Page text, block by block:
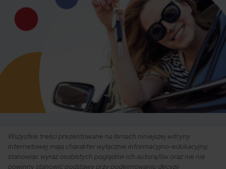
Wszystkie treści prezentowane na łamach niniejszej witryny
internetowej mają charakter wyłącznie informacyjno-edukacyjny,
stanowiąc wyraz osobistych poglądów ich autora/ów oraz nie nie
powinny stanowić podstawy przy podejmowaniu decyzji